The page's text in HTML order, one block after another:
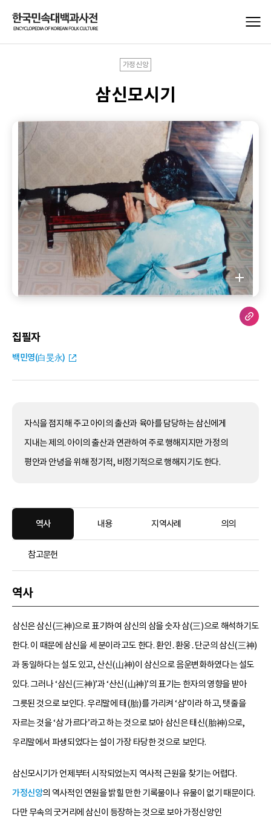
가정신앙
삼신모시기
집필자
백민영(白旻永)
자식을 점지해 주고 아이의 출산과 육아를 담당하는 삼신에게
지내는 제의. 아이의 출산과 연관하여 주로 행해지지만 가정의
평안과 안녕을 위해 정기적, 비정기적으로 행해지기도 한다.
역사 내용 지역사례 의의
참고문헌
역사
삼신은 삼신(三神)으로 표기하여 삼신의 삼을 숫자 삼(三)으로 해석하기도
한다. 이 때문에 삼신을 세 분이라고도 한다. 환인․환웅․단군의 삼신(三神)
과 동일하다는 설도 있고, 산신(山神)이 삼신으로 음운변화하였다는 설도
있다. 그러나 ‘삼신(三神)’과 ‘산신(山神)’의 표기는 한자의 영향을 받아
그릇된 것으로 보인다. 우리말에 태(胎)를 가리켜 ‘삼’이라 하고, 탯줄을
자르는 것을 ‘삼 가르다’라고 하는 것으로 보아 삼신은 태신(胎神)으로,
우리말에서 파생되었다는 설이 가장 타당한 것으로 보인다.
삼신모시기가 언제부터 시작되었는지 역사적 근원을 찾기는 어렵다.
가정신앙의 역사적인 연원을 밝힐 만한 기록물이나 유물이 없기 때문이다.
다만 무속의 굿거리에 삼신이 등장하는 것으로 보아 가정신앙인